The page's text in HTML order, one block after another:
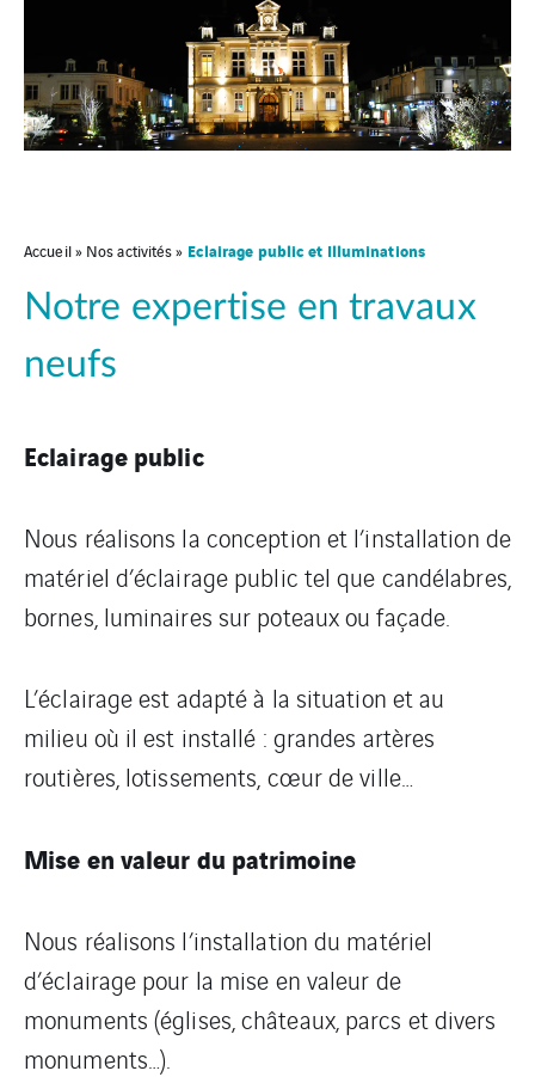
Accueil» Nos activités» Eclairage public et Illuminations
Notre expertise en travaux
neufs
Eclairage public
Nous réalisons la conception et l’installation de
matériel d’éclairage public tel que candélabres,
bornes, luminaires sur poteaux ou façade.
L’éclairage est adapté à la situation et au
milieu où il est installé : grandes artères
routières, lotissements, cœur de ville…
Mise en valeur du patrimoine
Nous réalisons l’installation du matériel
d’éclairage pour la mise en valeur de
monuments (églises, châteaux, parcs et divers
monuments…).